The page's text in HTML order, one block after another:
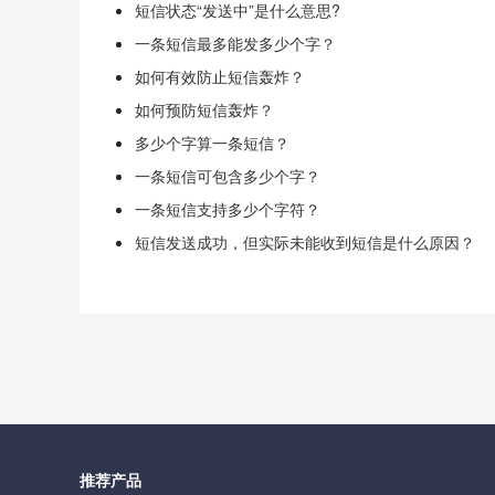
短信状态“发送中”是什么意思?
一条短信最多能发多少个字？
如何有效防止短信轰炸？
如何预防短信轰炸？
多少个字算一条短信？
一条短信可包含多少个字？
一条短信支持多少个字符？
短信发送成功，但实际未能收到短信是什么原因？
推荐产品